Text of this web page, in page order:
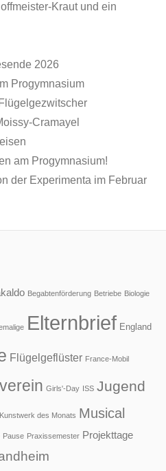
Kraut und ein
2026
Progymnasium
Cramayel
am Progymnasium!
der Experimenta im Februar
Begabtenförderung Betriebe Biologie
Elternbrief England
Flügelgeflüster France-Mobil
Girls'-Day ISS Jugend
Kunstwerk des Monats Musical
Pause Praxissemester Projekttage